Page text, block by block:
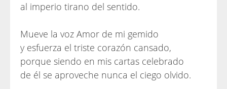
al imperio tirano del sentido.
Mueve la voz Amor de mi gemido
y esfuerza el triste corazón cansado,
porque siendo en mis cartas celebrado
de él se aproveche nunca el ciego olvido.